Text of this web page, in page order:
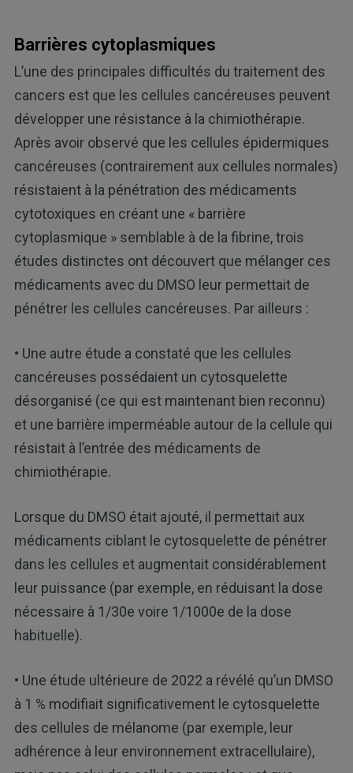
Barrières cytoplasmiques
L’une des principales difficultés du traitement des
cancers est que les cellules cancéreuses peuvent
développer une résistance à la chimiothérapie.
Après avoir observé que les cellules épidermiques
cancéreuses (contrairement aux cellules normales)
résistaient à la pénétration des médicaments
cytotoxiques en créant une « barrière
cytoplasmique » semblable à de la fibrine, trois
études distinctes ont découvert que mélanger ces
médicaments avec du DMSO leur permettait de
pénétrer les cellules cancéreuses. Par ailleurs :
• Une autre étude a constaté que les cellules
cancéreuses possédaient un cytosquelette
désorganisé (ce qui est maintenant bien reconnu)
et une barrière imperméable autour de la cellule qui
résistait à l’entrée des médicaments de
chimiothérapie.
Lorsque du DMSO était ajouté, il permettait aux
médicaments ciblant le cytosquelette de pénétrer
dans les cellules et augmentait considérablement
leur puissance (par exemple, en réduisant la dose
nécessaire à 1/30e voire 1/1000e de la dose
habituelle).
• Une étude ultérieure de 2022 a révélé qu’un DMSO
à 1 % modifiait significativement le cytosquelette
des cellules de mélanome (par exemple, leur
adhérence à leur environnement extracellulaire),